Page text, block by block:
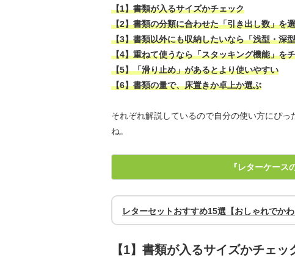
【1】書類が入るサイズかチェック
【2】書類の分類に合わせた「引き出し数」を
【3】書類以外にも収納したいなら「浅型・深
【4】重ねて使うなら「スタッキング機能」を
【5】「滑り止め」があるとより使いやすい
【6】書類の量で、床置きか卓上か選ぶ
それぞれ解説しているので自分の使い方にぴ
ね。
『レターケース
レターセットおすすめ15選【おしゃれでか
【1】書類が入るサイズかチェッ